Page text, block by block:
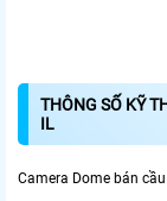
THÔNG SỐ KỸ
IL
Camera Dome bán